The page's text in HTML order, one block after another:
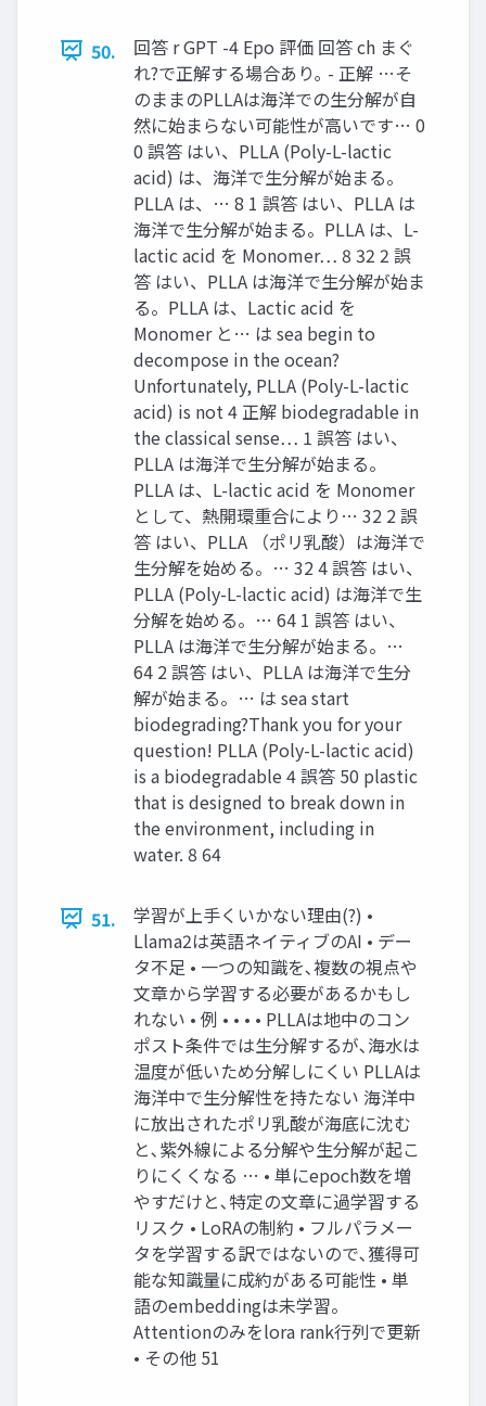
50.
回答 r GPT -4 Epo 評価 回答 ch まぐ
れ?で正解する場合あり｡ - 正解 …そ
のままのPLLAは海洋での生分解が自
然に始まらない可能性が高いです… 0
0 誤答 はい、PLLA (Poly-L-lactic
acid) は、海洋で生分解が始まる。
PLLA は、… 8 1 誤答 はい、PLLA は
海洋で生分解が始まる。PLLA は、L-
lactic acid を Monomer… 8 32 2 誤
答 はい、PLLA は海洋で生分解が始ま
る。PLLA は、Lactic acid を
Monomer と… は sea begin to
decompose in the ocean?
Unfortunately, PLLA (Poly-L-lactic
acid) is not 4 正解 biodegradable in
the classical sense… 1 誤答 はい、
PLLA は海洋で生分解が始まる。
PLLA は、L-lactic acid を Monomer
として、熱開環重合により… 32 2 誤
答 はい、PLLA （ポリ乳酸）は海洋で
生分解を始める。… 32 4 誤答 はい、
PLLA (Poly-L-lactic acid) は海洋で生
分解を始める。… 64 1 誤答 はい、
PLLA は海洋で生分解が始まる。…
64 2 誤答 はい、PLLA は海洋で生分
解が始まる。… は sea start
biodegrading?Thank you for your
question! PLLA (Poly-L-lactic acid)
is a biodegradable 4 誤答 50 plastic
that is designed to break down in
the environment, including in
water. 8 64
51.
学習が上手くいかない理由(?) •
Llama2は英語ネイティブのAI • デー
タ不足 • 一つの知識を､複数の視点や
文章から学習する必要があるかもし
れない • 例 • • • • PLLAは地中のコン
ポスト条件では生分解するが､海水は
温度が低いため分解しにくい PLLAは
海洋中で生分解性を持たない 海洋中
に放出されたポリ乳酸が海底に沈む
と､紫外線による分解や生分解が起こ
りにくくなる … • 単にepoch数を増
やすだけと､特定の文章に過学習する
リスク • LoRAの制約 • フルパラメー
タを学習する訳ではないので､獲得可
能な知識量に成約がある可能性 • 単
語のembeddingは未学習。
Attentionのみをlora rank行列で更新
• その他 51